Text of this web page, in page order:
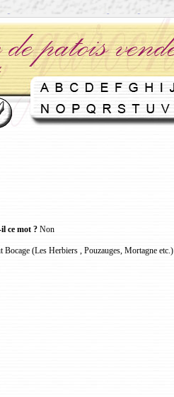
ce mot ?Non
Bocage (Les Herbiers , Pouzauges, Mortagne etc.)